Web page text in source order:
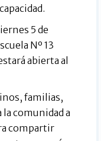
5 de
Nº 13
abierta al
familias,
comunidad a
compartir